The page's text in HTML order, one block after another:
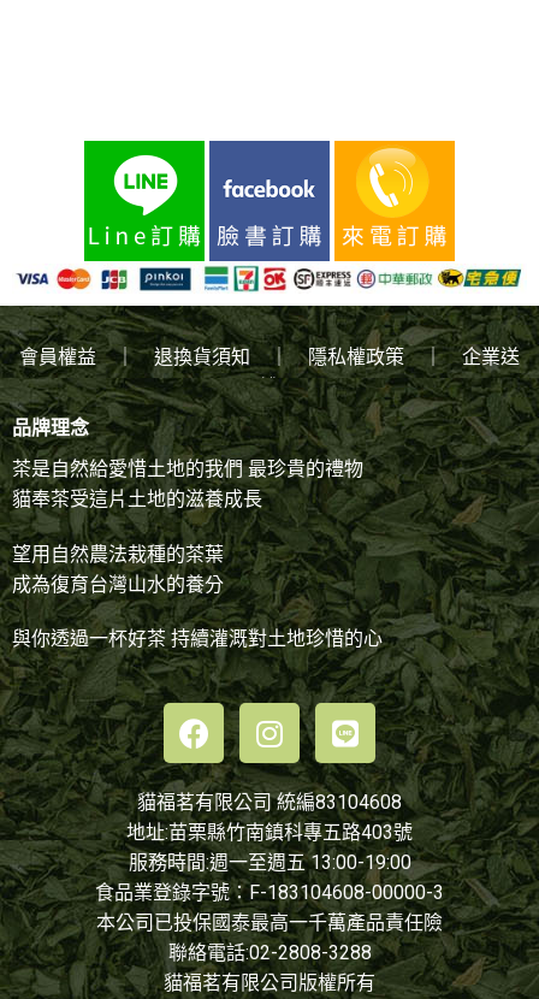
會員權益｜退換貨須知｜隱私權政策｜企業送
禮
品牌理念
茶是自然給愛惜土地的我們 最珍貴的禮物
貓奉茶受這片土地的滋養成長
望用自然農法栽種的茶葉
成為復育台灣山水的養分
與你透過一杯好茶 持續灌溉對土地珍惜的心
貓福茗有限公司 統編83104608
地址:苗栗縣竹南鎮科專五路403號
服務時間:週一至週五 13:00-19:00
食品業登錄字號：F-183104608-00000-3
本公司已投保國泰最高一千萬產品責任險
聯絡電話:02-2808-3288
貓福茗有限公司版權所有